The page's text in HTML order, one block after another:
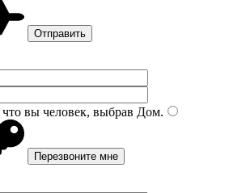
вы человек, выбрав Дом.